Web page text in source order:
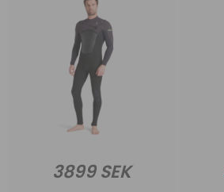
3899 SEK